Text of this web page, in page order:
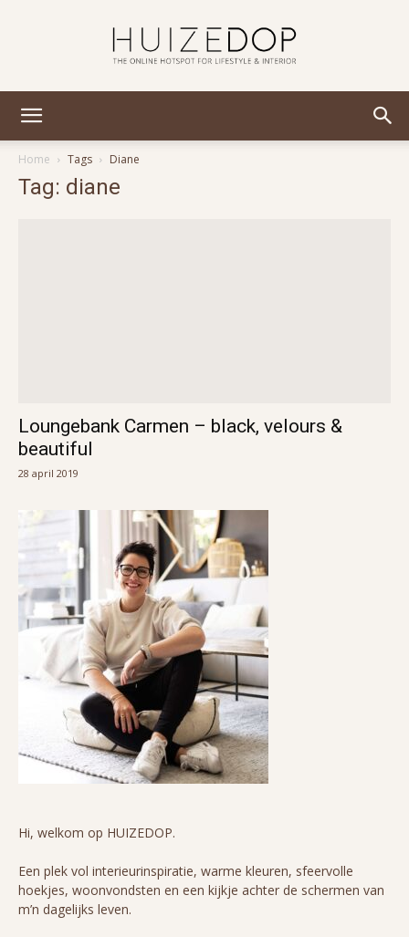
Home
Tags Diane
Tag: diane
Loungebank Carmen – black, velours &
beautiful
28 april 2019
Hi, welkom op HUIZEDOP.
Een plek vol interieurinspiratie, warme kleuren, sfeervolle
hoekjes, woonvondsten en een kijkje achter de schermen van
m’n dagelijks leven.